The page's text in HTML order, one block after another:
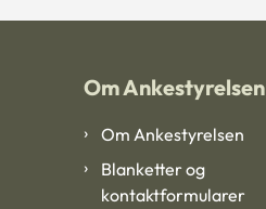
Om Ankestyrelsen
Om Ankestyrelsen
Blanketter og
kontaktformularer